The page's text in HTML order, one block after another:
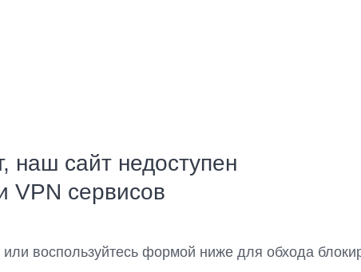
наш сайт недоступен
VPN сервисов
воспользуйтесь формой ниже для обхода